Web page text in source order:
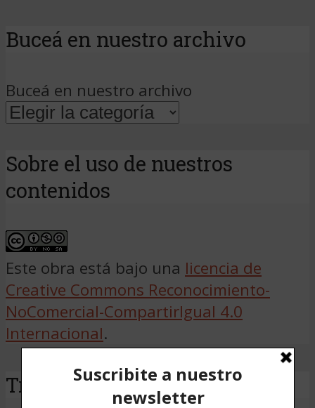
Buceá en nuestro archivo
Buceá en nuestro archivo
Sobre el uso de nuestros
contenidos
Este obra está bajo una licencia de
Creative Commons Reconocimiento-
NoComercial-CompartirIgual 4.0
Internacional.
Traducir